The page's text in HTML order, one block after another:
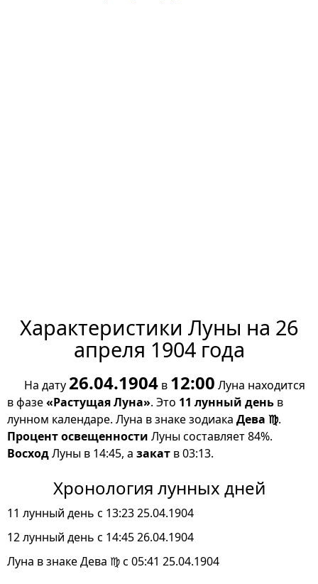
Характеристики Луны на 26
апреля 1904 года
На дату 26.04.1904 в 12:00 Луна находится
в фазе«Растущая Луна». Это 11 лунный день в
лунном календаре. Луна в знаке зодиака Дева ♍.
Процент освещенности Луны составляет 84%.
ВосходЛуны в 14:45, а закат в 03:13.
Хронология лунных дней
11 лунный день с 13:23 25.04.1904
12 лунный день с 14:45 26.04.1904
Луна в знаке Дева ♍ с 05:41 25.04.1904